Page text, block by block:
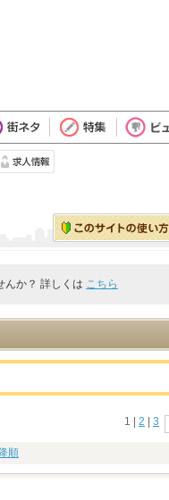
んか？ 詳しくは こちら
1 | 2 3
順